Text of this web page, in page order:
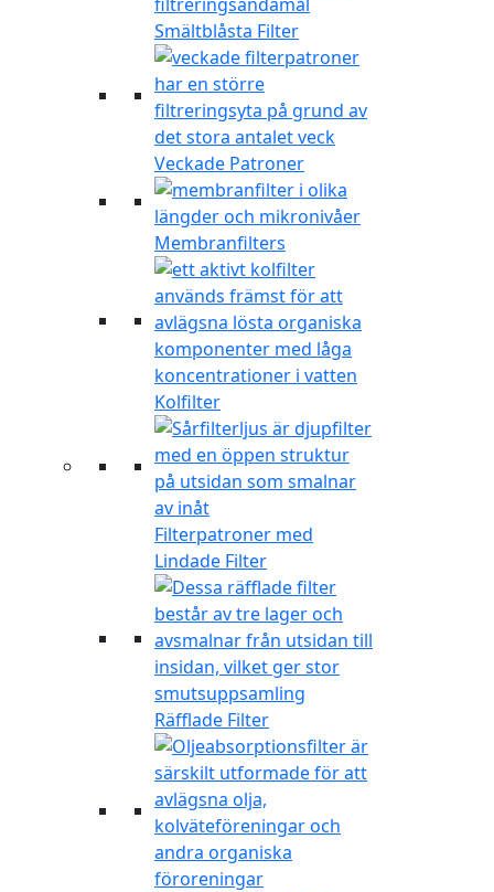
Smältblåsta Filter
Veckade Patroner
Membranfilters
Kolfilter
Filterpatroner med
Lindade Filter
Räfflade Filter